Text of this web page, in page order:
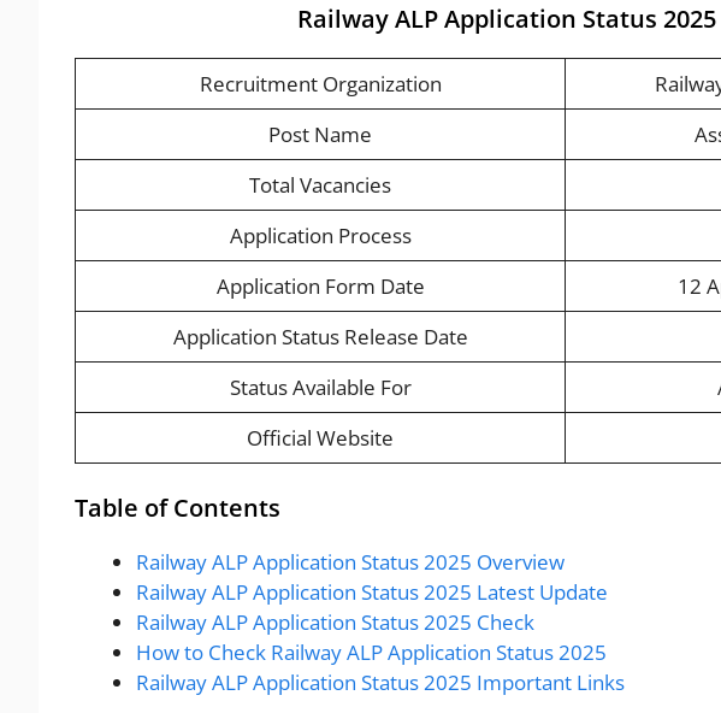
Railway ALP Application Status
Recruitment Organization
Post Name
Total Vacancies
Application Process
Application Form Date
12
Application Status Release Date
Status Available For
Official Website
Table of Contents
Railway ALP Application Status 2025 Overview
Railway ALP Application Status 2025 Latest Update
Railway ALP Application Status 2025 Check
How to Check Railway ALP Application Status 2025
Railway ALP Application Status 2025 Important Links